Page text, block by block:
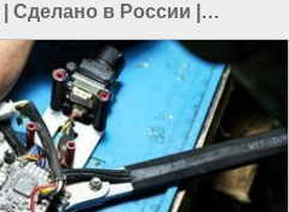
Сделано в России